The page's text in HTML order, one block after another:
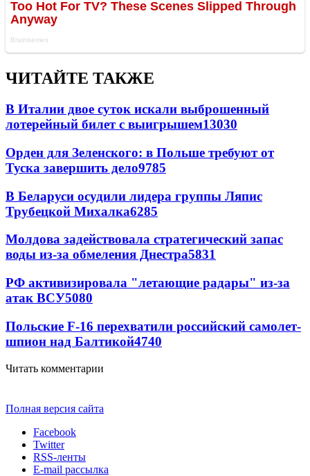
ЧИТАЙТЕ ТАКЖЕ
В Италии двое суток искали выброшенный
лотерейный билет с выигрышем13030
Орден для Зеленского: в Польше требуют от
Туска завершить дело9785
В Беларуси осудили лидера группы Ляпис
Трубецкой Михалка6285
Молдова задействовала стратегический запас
воды из-за обмеления Днестра5831
РФ активизировала "летающие радары" из-за
атак ВСУ5080
Польские F-16 перехватили российский самолет-
шпион над Балтикой4740
Читать комментарии
Полная версия сайта
Facebook
Twitter
RSS-ленты
E-mail рассылка